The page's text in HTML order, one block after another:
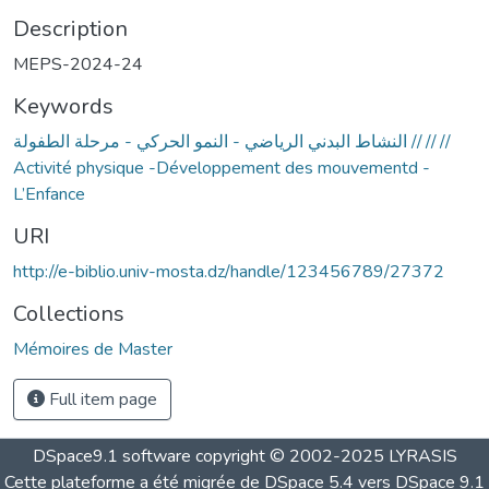
Description
MEPS-2024-24
Keywords
النشاط البدني الرياضي - النمو الحركي - مرحلة الطفولة // // //
Activité physique -Développement des mouvementd -
L’Enfance
URI
http://e-biblio.univ-mosta.dz/handle/123456789/27372
Collections
Mémoires de Master
Full item page
DSpace9.1 software copyright © 2002-2025 LYRASIS
Cette plateforme a été migrée de DSpace 5.4 vers DSpace 9.1